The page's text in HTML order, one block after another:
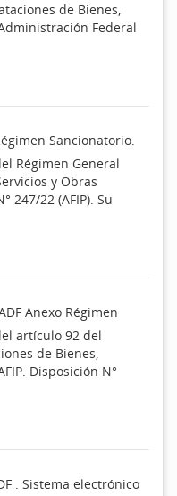
de Bienes,
Federal
Sancionatorio.
Régimen General
y Obras
247/22 (AFIP). Su
Anexo Régimen
artículo 92 del
de Bienes,
Disposición N°
. Sistema electrónico